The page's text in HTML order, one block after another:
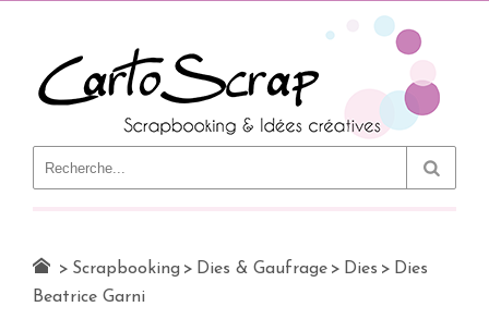
> Scrapbooking > Dies & Gaufrage > Dies > Dies
Beatrice Garni